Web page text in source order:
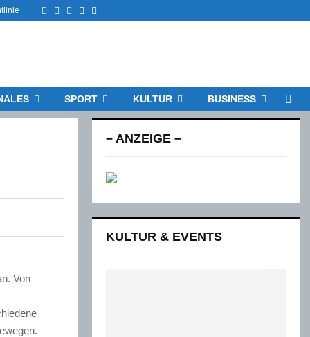
Facebook
TwitterInstagram
Email
SPORT KULTUR BUSINESS
Von
– ANZEIGE –
KULTUR & EVENTS